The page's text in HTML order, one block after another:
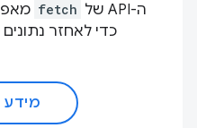
ה-API של fetch
כדי לאחזר
מידע